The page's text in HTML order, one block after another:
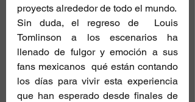
Sin duda, el regreso de  Louis
Tomlinson a los escenarios ha
llenado de fulgor y emoción a sus
fans mexicanos  qué están contando
los días para vivir esta experiencia
que han esperado desde finales de